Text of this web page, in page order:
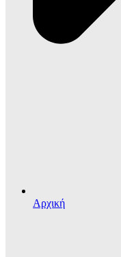
Αρχική